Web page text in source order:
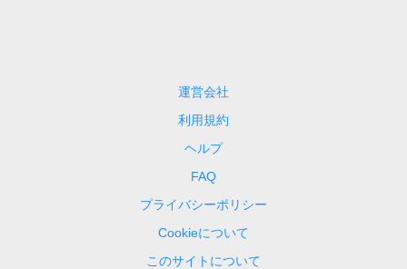
運営会社
利用規約
ヘルプ
FAQ
プライバシーポリシー
Cookieについて
このサイトについて